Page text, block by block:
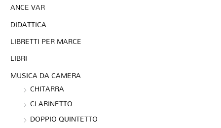
ANCE VAR
DIDATTICA
LIBRETTI PER MARCE
LIBRI
MUSICA DA CAMERA
CHITARRA
CLARINETTO
DOPPIO QUINTETTO